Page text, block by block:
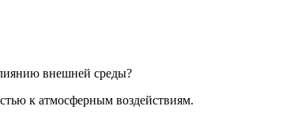
внешней среды?
к атмосферным воздействиям.